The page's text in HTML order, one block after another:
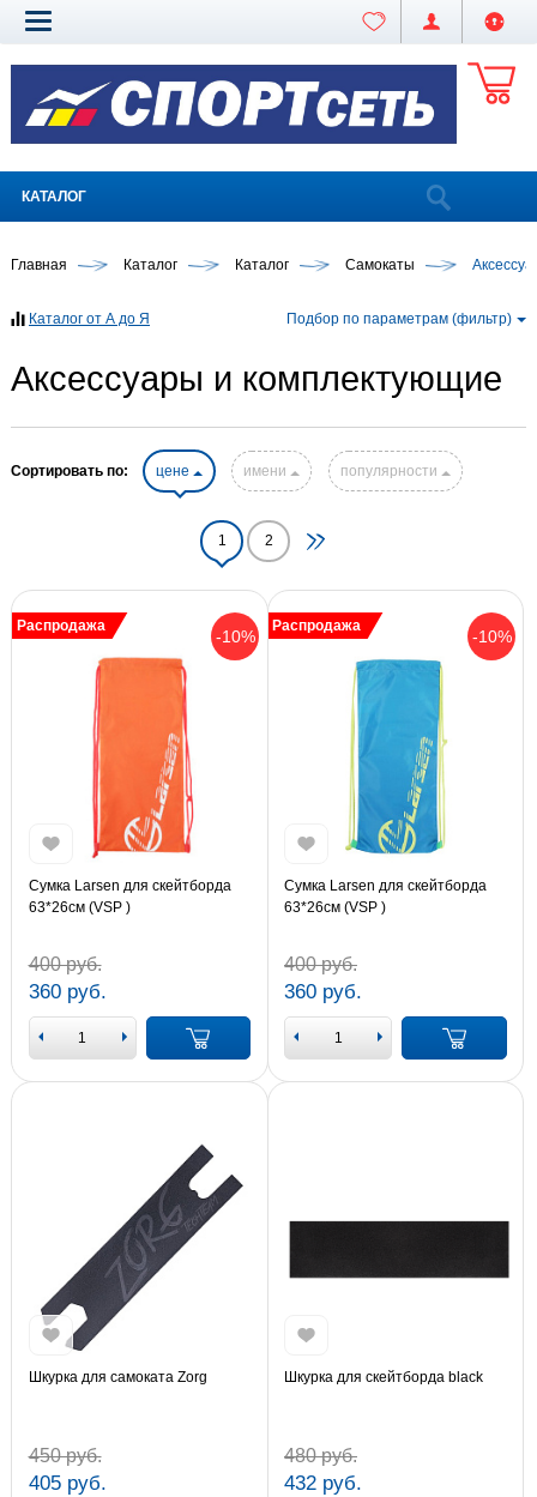
КАТАЛОГ
Главная Каталог Каталог Самокаты
Каталог от А до Я Подбор по параметрам (фильтр)
Аксессуары и комплектующие
Сортировать по: цене имени популярности
1 2
-10%
Распродажа
Сумка Larsen для скейтборда
63*26см (VSP )
400 руб.
360 руб.
-10%
Распродажа
Сумка Larsen для скейтборда
63*26см (VSP )
400 руб.
360 руб.
Шкурка для самоката Zorg
450 руб.
405 руб.
Шкурка для скейтборда black
480 руб.
432 руб.